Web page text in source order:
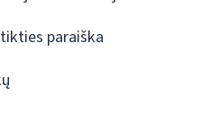
paraiška